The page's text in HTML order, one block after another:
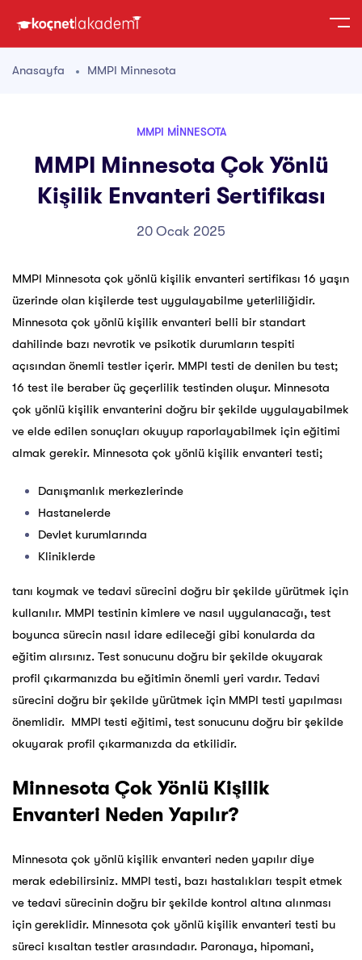
Anasayfa MMPI Minnesota
MMPI MINNESOTA
MMPI Minnesota Çok Yönlü
Kişilik Envanteri Sertifikası
20 Ocak 2025
MMPI Minnesota çok yönlü kişilik envanteri sertifikası 16 yaşın
üzerinde olan kişilerde test uygulayabilme yeterliliğidir.
Minnesota çok yönlü kişilik envanteri belli bir standart
dahilinde bazı nevrotik ve psikotik durumların tespiti
açısından önemli testler içerir. MMPI testi de denilen bu test;
16 test ile beraber üç geçerlilik testinden oluşur. Minnesota
çok yönlü kişilik envanterini doğru bir şekilde uygulayabilmek
ve elde edilen sonuçları okuyup raporlayabilmek için eğitimi
almak gerekir. Minnesota çok yönlü kişilik envanteri testi;
Danışmanlık merkezlerinde
Hastanelerde
Devlet kurumlarında
Kliniklerde
tanı koymak ve tedavi sürecini doğru bir şekilde yürütmek için
kullanılır. MMPI testinin kimlere ve nasıl uygulanacağı, test
boyunca sürecin nasıl idare edileceği gibi konularda da
eğitim alırsınız. Test sonucunu doğru bir şekilde okuyarak
profil çıkarmanızda bu eğitimin önemli yeri vardır. Tedavi
sürecini doğru bir şekilde yürütmek için MMPI testi yapılması
önemlidir. MMPI testi eğitimi, test sonucunu doğru bir şekilde
okuyarak profil çıkarmanızda da etkilidir.
Minnesota Çok Yönlü Kişilik
Envanteri Neden Yapılır?
Minnesota çok yönlü kişilik envanteri neden yapılır diye
merak edebilirsiniz. MMPI testi, bazı hastalıkları tespit etmek
ve tedavi sürecinin doğru bir şekilde kontrol altına alınması
için gereklidir. Minnesota çok yönlü kişilik envanteri testi bu
süreci kısaltan testler arasındadır. Paronaya, hipomani,